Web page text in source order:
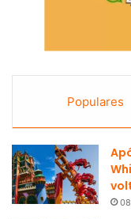
Populares